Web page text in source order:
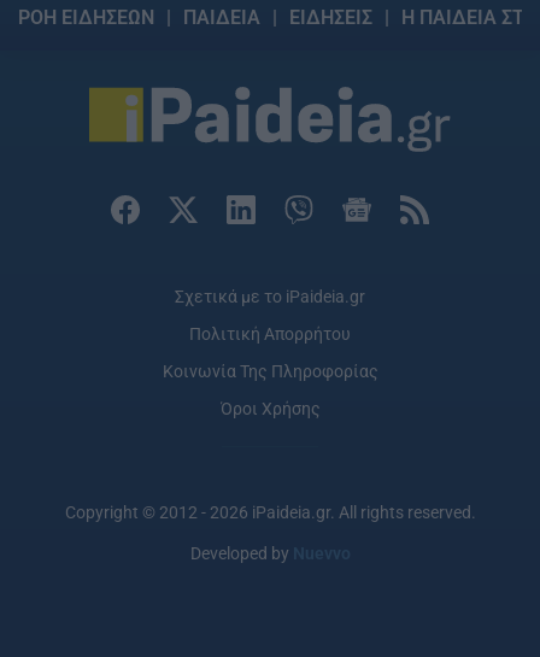
ΡΟΗ ΕΙΔΗΣΕΩΝ ΠΑΙΔΕΙΑ ΕΙΔΗΣΕΙΣ Η ΠΑΙΔΕΙΑ
Σχετικά με το iPaideia.gr
Πολιτική Απορρήτου
Κοινωνία Της Πληροφορίας
Όροι Χρήσης
Copyright © 2012 - 2026 iPaideia.gr. All rights reserved.
Developed by